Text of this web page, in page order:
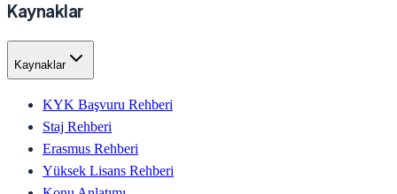
Kaynaklar
Kaynaklar
KYK Başvuru Rehberi
Staj Rehberi
Erasmus Rehberi
Yüksek Lisans Rehberi